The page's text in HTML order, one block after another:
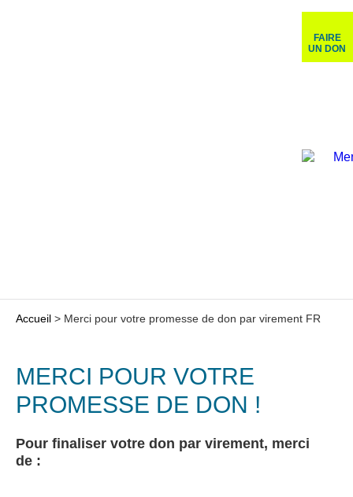
FAIRE
UN DON
Accueil > Merci pour votre promesse de don par virement FR
MERCI POUR VOTRE
PROMESSE DE DON !
Pour finaliser votre don par virement, merci
de :